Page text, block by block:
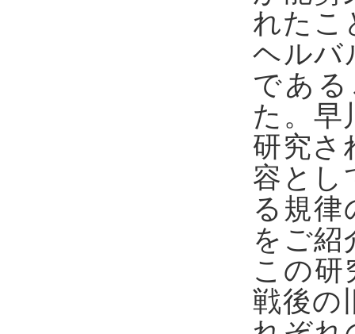
れたこ
ヘルバ
であ
た。早
研究さ
容とし
る規律
をご紹
この研
戦後の